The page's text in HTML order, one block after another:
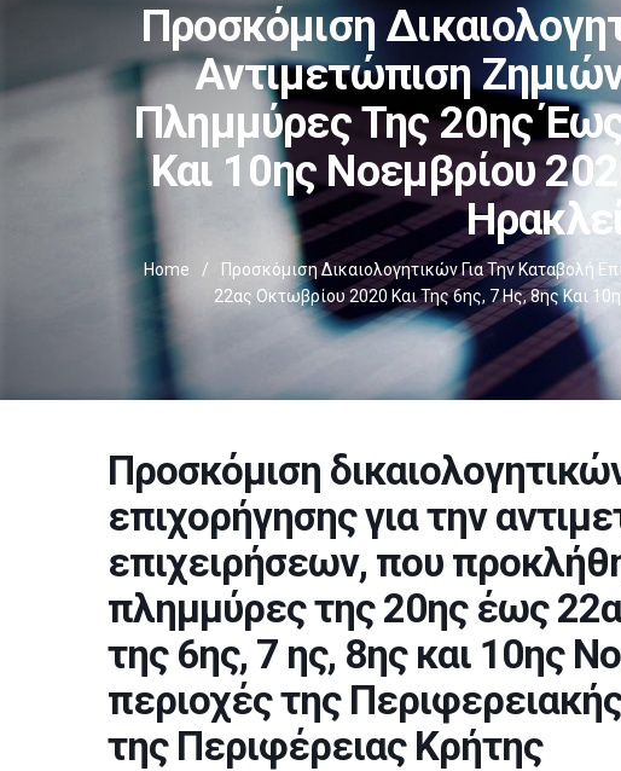
Προσκόμιση
Αντιμετώπιση
Πλημμύρες Της 20ης
Και 10ης Νοεμβρίου
Home /
Προσκόμιση Δικαιολογητικών Για Την Καταβολή
22ας Οκτωβρίου 2020 Και Της 6ης, 7 Ης, 8ης Και
Προσκόμιση
επιχορήγησης για την
επιχειρήσεων, που
πλημμύρες της 20ης έως
της 6ης, 7 ης, 8ης και 10ης
περιοχές της
της Περιφέρειας Κρήτης